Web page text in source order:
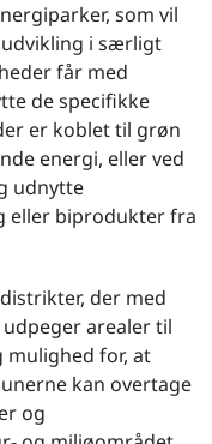
som vil
i særligt
får med
de specifikke
er koblet til grøn
energi, eller ved
udnytte
eller biprodukter fra
der med
arealer til
mulighed for, at
kan overtage
og